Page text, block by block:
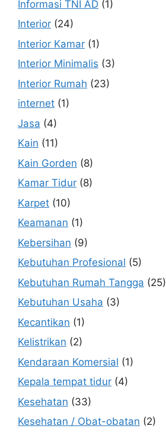
Informasi TNI AD (1)
Interior (24)
Interior Kamar (1)
Interior Minimalis (3)
Interior Rumah (23)
internet (1)
Jasa (4)
Kain (11)
Kain Gorden (8)
Kamar Tidur (8)
Karpet (10)
Keamanan (1)
Kebersihan (9)
Kebutuhan Profesional (5)
Kebutuhan Rumah Tangga (25)
Kebutuhan Usaha (3)
Kecantikan (1)
Kelistrikan (2)
Kendaraan Komersial (1)
Kepala tempat tidur (4)
Kesehatan (33)
Kesehatan / Obat-obatan (2)